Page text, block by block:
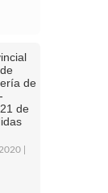
de
de
|